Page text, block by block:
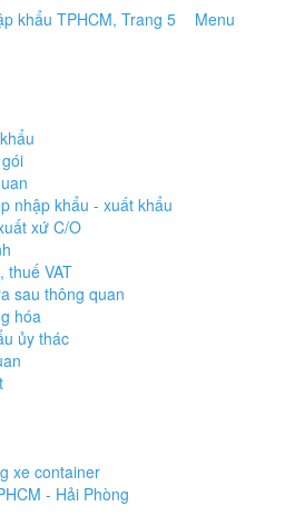
Menu
nhập khẩu - xuất khẩu
xứ C/O
thuế VAT
sau thông quan
hóa
ủy thác
xe container
- Hải Phòng